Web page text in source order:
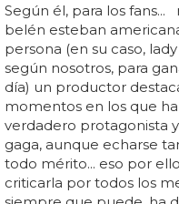
Según él, para los
belén esteban
persona (en su caso,
según nosotros, para
día) un productor
momentos en los que
verdadero protagonista
gaga, aunque echarse
todo mérito... eso por
criticarla por todos los